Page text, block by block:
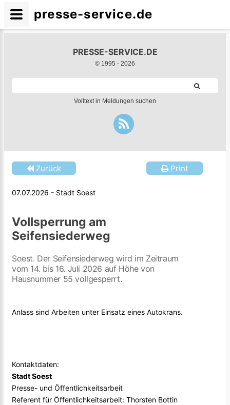
PRESSE-SERVICE.DE
© 1995 - 2026
Volltext in Meldungen suchen
Print
Zurück
07.07.2026 - Stadt Soest
Vollsperrung am
Seifensiederweg
Soest. Der Seifensiederweg wird im Zeitraum
vom 14. bis 16. Juli 2026 auf Höhe von
Hausnummer 55 vollgesperrt.
Anlass sind Arbeiten unter Einsatz eines Autokrans.
Kontaktdaten:
Stadt Soest
Presse- und Öffentlichkeitsarbeit
Referent für Öffentlichkeitsarbeit: Thorsten Bottin
presse-service.de